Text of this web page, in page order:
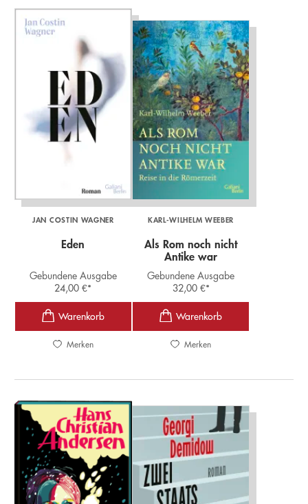
JAN COSTIN WAGNER
Eden
Gebundene Ausgabe
24,00€*
Merken
KARL-WILHELM WEEBER
Als Rom noch nicht
Antike war
Gebundene Ausgabe
32,00 €*
Merken